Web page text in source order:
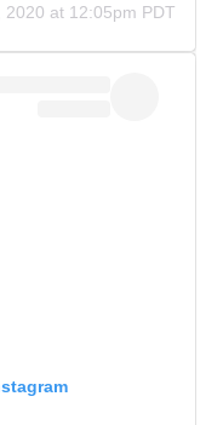
2020 at 12:05pm PDT